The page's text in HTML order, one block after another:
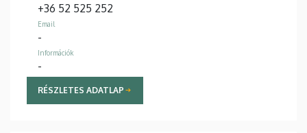
+36 52 525 252
Email
-
Információk
-
RÉSZLETES ADATLAP